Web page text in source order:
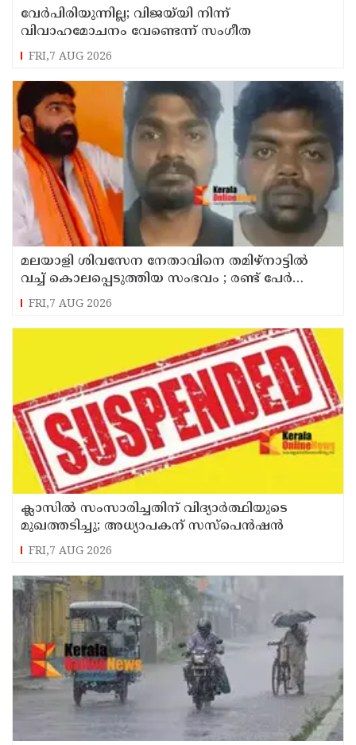
വേർപിരിയുന്നില്ല; വിജയ്‍യി നിന്ന്
വിവാഹമോചനം വേണ്ടെന്ന് സംഗീത
FRI,7 AUG 2026
മലയാളി ശിവസേന നേതാവിനെ തമിഴ്നാട്ടിൽ
വച്ച് കൊലപ്പെടുത്തിയ സംഭവം ; രണ്ട് പേർ
പിടിയിൽ
FRI,7 AUG 2026
ക്ലാസിൽ സംസാരിച്ചതിന് വിദ്യാര്‍ത്ഥിയുടെ
മുഖത്തടിച്ചു; അധ്യാപകന് സസ്പെൻഷൻ
FRI,7 AUG 2026